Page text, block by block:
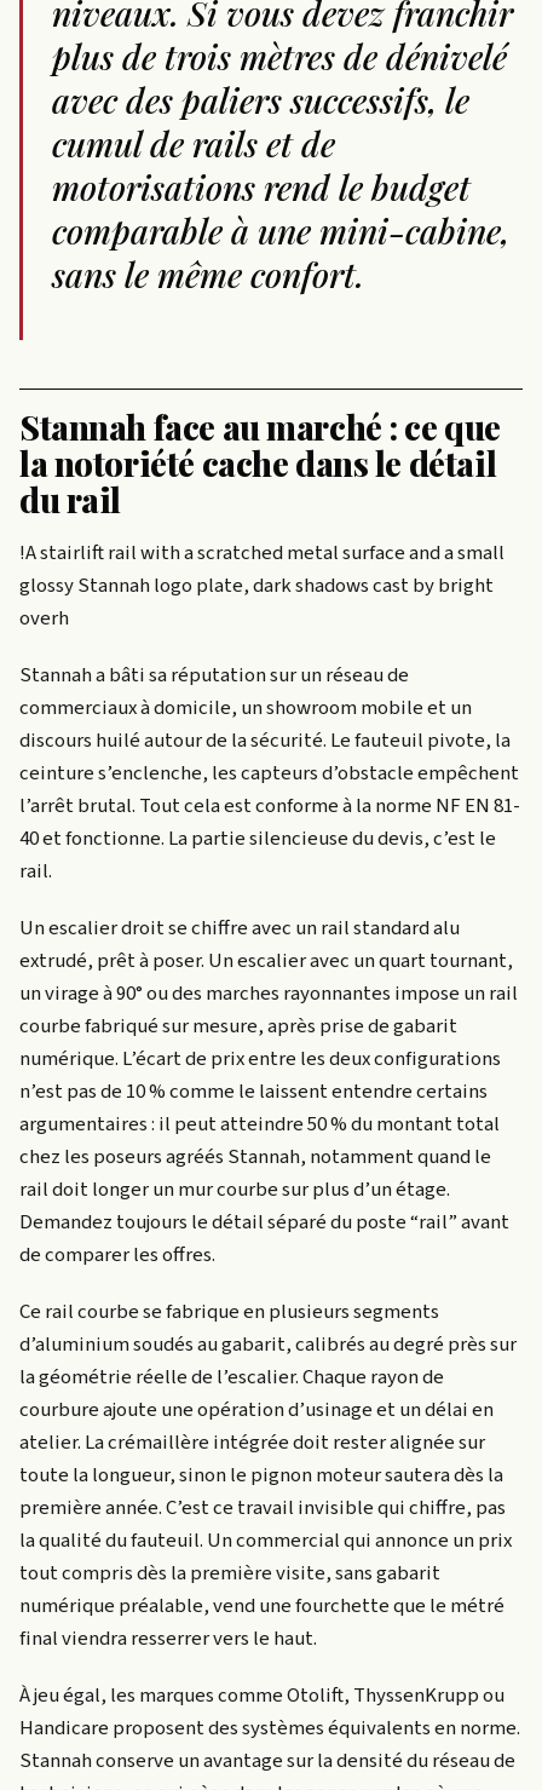
niveaux. Si vous devez franchir
plus de trois mètres de dénivelé
avec des paliers successifs, le
cumul de rails et de
motorisations rend le budget
comparable à une mini-cabine,
sans le même confort.
Stannah face au marché : ce que
la notoriété cache dans le détail
du rail
!A stairlift rail with a scratched metal surface and a small
glossy Stannah logo plate, dark shadows cast by bright
overh
Stannah a bâti sa réputation sur un réseau de
commerciaux à domicile, un showroom mobile et un
discours huilé autour de la sécurité. Le fauteuil pivote, la
ceinture s’enclenche, les capteurs d’obstacle empêchent
l’arrêt brutal. Tout cela est conforme à la norme NF EN 81-
40 et fonctionne. La partie silencieuse du devis, c’est le
rail.
Un escalier droit se chiffre avec un rail standard alu
extrudé, prêt à poser. Un escalier avec un quart tournant,
un virage à 90° ou des marches rayonnantes impose un rail
courbe fabriqué sur mesure, après prise de gabarit
numérique. L’écart de prix entre les deux configurations
n’est pas de 10 % comme le laissent entendre certains
argumentaires : il peut atteindre 50 % du montant total
chez les poseurs agréés Stannah, notamment quand le
rail doit longer un mur courbe sur plus d’un étage.
Demandez toujours le détail séparé du poste “rail” avant
de comparer les offres.
Ce rail courbe se fabrique en plusieurs segments
d’aluminium soudés au gabarit, calibrés au degré près sur
la géométrie réelle de l’escalier. Chaque rayon de
courbure ajoute une opération d’usinage et un délai en
atelier. La crémaillère intégrée doit rester alignée sur
toute la longueur, sinon le pignon moteur sautera dès la
première année. C’est ce travail invisible qui chiffre, pas
la qualité du fauteuil. Un commercial qui annonce un prix
tout compris dès la première visite, sans gabarit
numérique préalable, vend une fourchette que le métré
final viendra resserrer vers le haut.
À jeu égal, les marques comme Otolift, ThyssenKrupp ou
Handicare proposent des systèmes équivalents en norme.
Stannah conserve un avantage sur la densité du réseau de